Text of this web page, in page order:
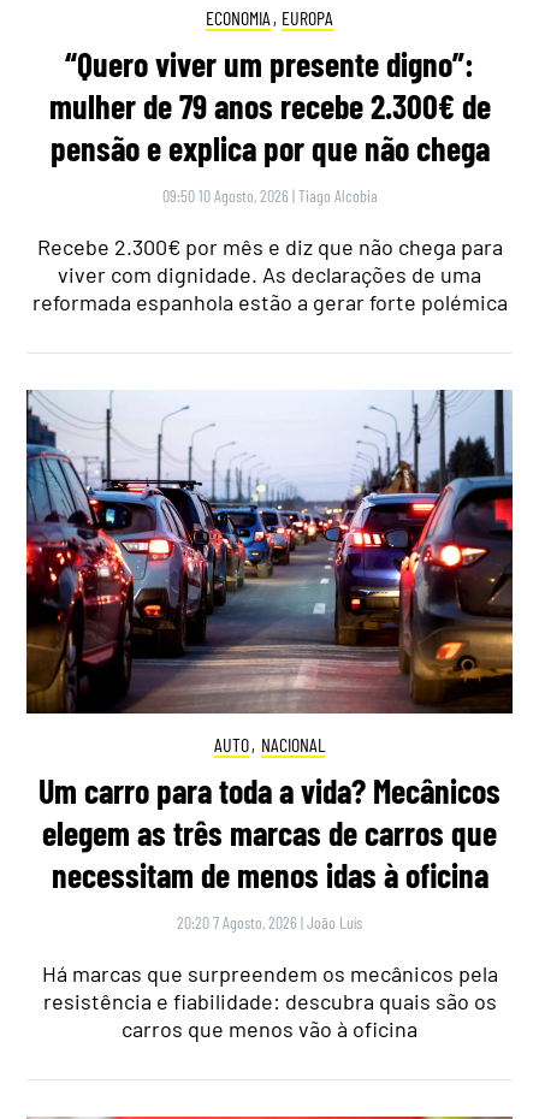
ECONOMIA , EUROPA
“Quero viver um presente digno”:
mulher de 79 anos recebe 2.300€ de
pensão e explica por que não chega
09:50 10 Agosto, 2026 |Tiago Alcobia
Recebe 2.300€ por mês e diz que não chega para
viver com dignidade. As declarações de uma
reformada espanhola estão a gerar forte polémica
AUTO, NACIONAL
Um carro para toda a vida? Mecânicos
elegem as três marcas de carros que
necessitam de menos idas à oficina
20:20 7 Agosto, 2026 |João Luís
Há marcas que surpreendem os mecânicos pela
resistência e fiabilidade: descubra quais são os
carros que menos vão à oficina